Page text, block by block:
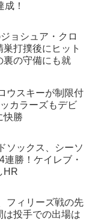
！
ジョシュア・クロ
打撲後にヒット
裏の守備にも就
ウスキーが制限付
カラーズもデビ
快勝
ソックス、シーソ
勝！ケイレブ・
HR
フィリーズ戦の先
は投手での出場は